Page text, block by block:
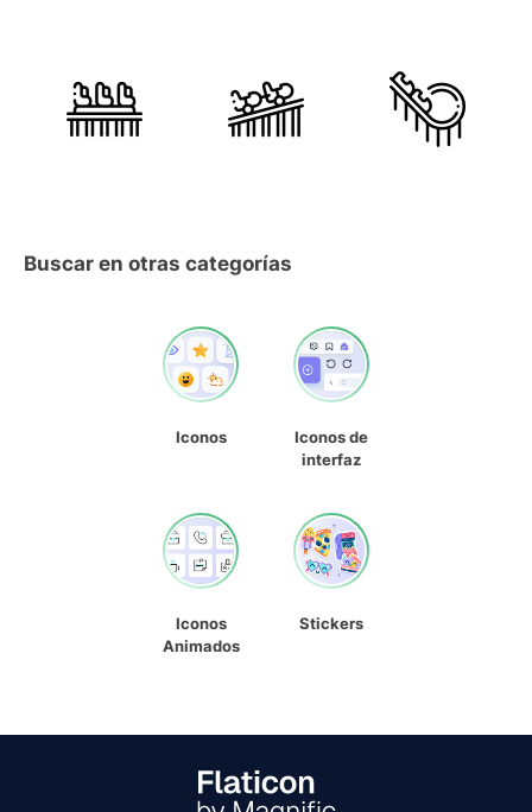
Buscar en otras categorías
Iconos
Iconos de
interfaz
Iconos
Animados
Stickers